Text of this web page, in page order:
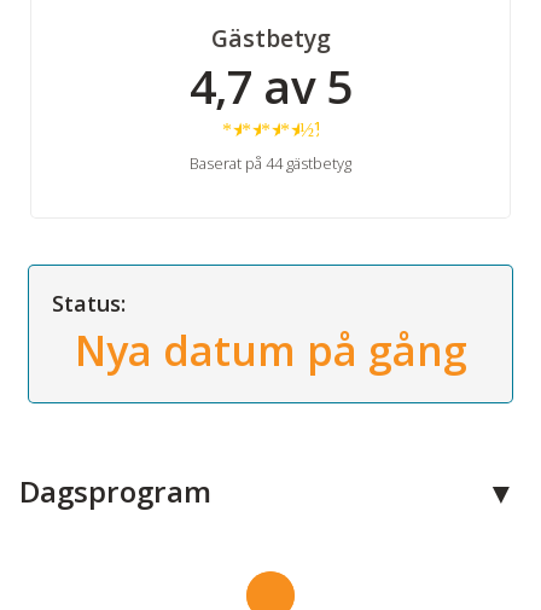
Gästbetyg
4,7 av 5
★★★★ ½
Baserat på 44 gästbetyg
Status:
Nya datum på gång
Dagsprogram